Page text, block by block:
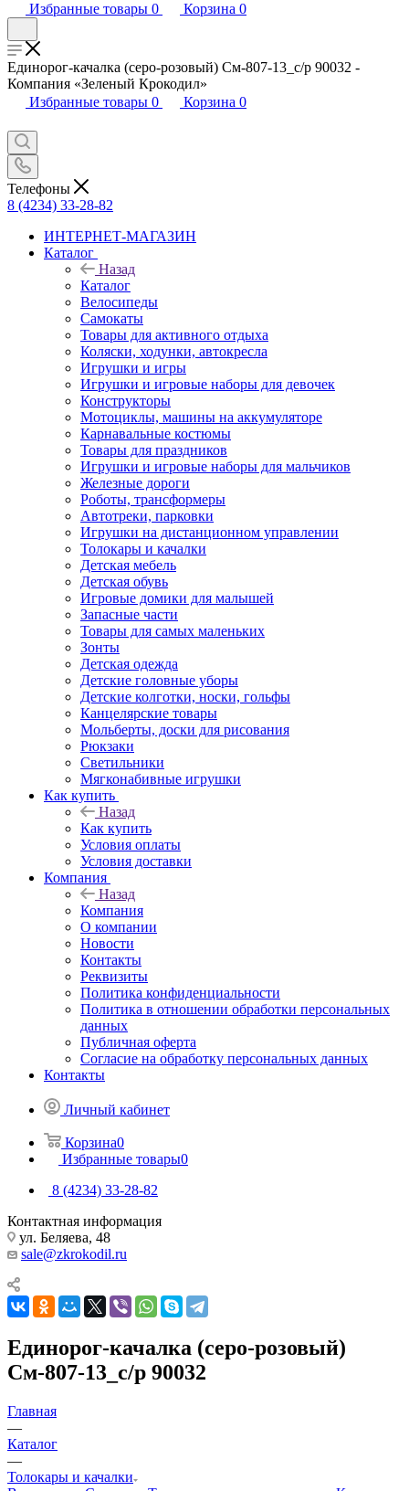
Избранные товары 0 Корзина 0
Единорог-качалка (серо-розовый) См-807-13_с/р 90032 -
Компания «Зеленый Крокодил»
Избранные товары 0 Корзина 0
Телефоны
8 (4234) 33-28-82
ИНТЕРНЕТ-МАГАЗИН
Каталог
Назад
Каталог
Велосипеды
Самокаты
Товары для активного отдыха
Коляски, ходунки, автокресла
Игрушки и игры
Игрушки и игровые наборы для девочек
Конструкторы
Мотоциклы, машины на аккумуляторе
Карнавальные костюмы
Товары для праздников
Игрушки и игровые наборы для мальчиков
Железные дороги
Роботы, трансформеры
Автотреки, парковки
Игрушки на дистанционном управлении
Толокары и качалки
Детская мебель
Детская обувь
Игровые домики для малышей
Запасные части
Товары для самых маленьких
Зонты
Детская одежда
Детские головные уборы
Детские колготки, носки, гольфы
Канцелярские товары
Мольберты, доски для рисования
Рюкзаки
Светильники
Мягконабивные игрушки
Как купить
Назад
Как купить
Условия оплаты
Условия доставки
Компания
Назад
Компания
О компании
Новости
Контакты
Реквизиты
Политика конфиденциальности
Политика в отношении обработки персональных
данных
Публичная оферта
Согласие на обработку персональных данных
Контакты
Личный кабинет
Корзина0
Избранные товары0
8 (4234) 33-28-82
Контактная информация
ул. Беляева, 48
sale@zkrokodil.ru
Единорог-качалка (серо-розовый)
См-807-13_с/р 90032
Главная
—
Каталог
—
Толокары и качалки